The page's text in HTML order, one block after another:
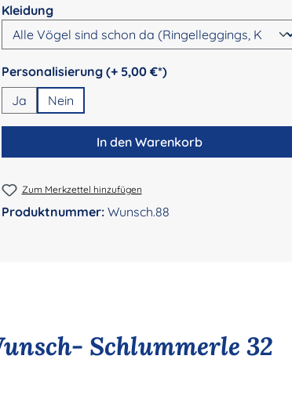
Kleidungauswählen
Personalisierung (+ 5,00 €*)auswählen
Ja
Nein
In den Warenkorb
Zum Merkzettel hinzufügen
Produktnummer:Wunsch.88
Schlummerle 32